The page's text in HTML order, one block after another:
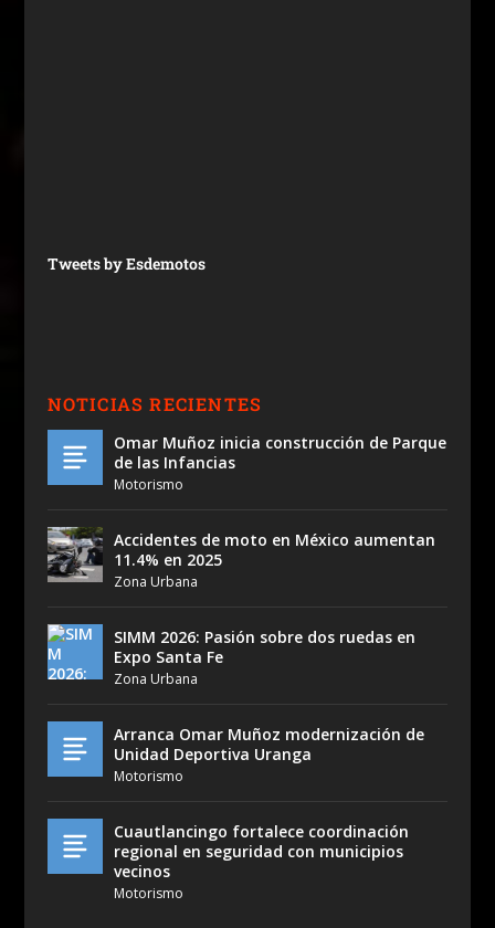
Tweets by Esdemotos
NOTICIAS RECIENTES
Omar Muñoz inicia construcción de Parque
de las Infancias
Motorismo
Accidentes de moto en México aumentan
11.4% en 2025
Zona Urbana
SIMM 2026: Pasión sobre dos ruedas en
Expo Santa Fe
Zona Urbana
Arranca Omar Muñoz modernización de
Unidad Deportiva Uranga
Motorismo
Cuautlancingo fortalece coordinación
regional en seguridad con municipios
vecinos
Motorismo